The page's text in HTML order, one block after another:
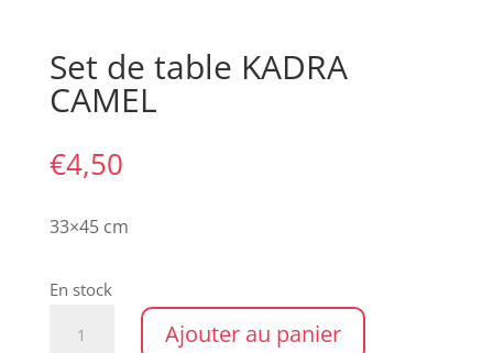
Set de table KADRA
CAMEL
€4,50
33×45 cm
En stock
Ajouter au panier